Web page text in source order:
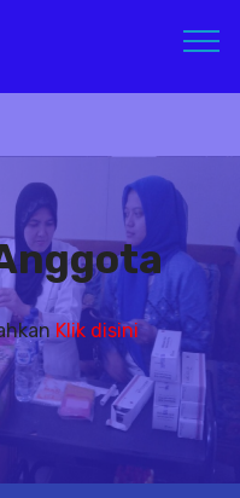
Klik disini